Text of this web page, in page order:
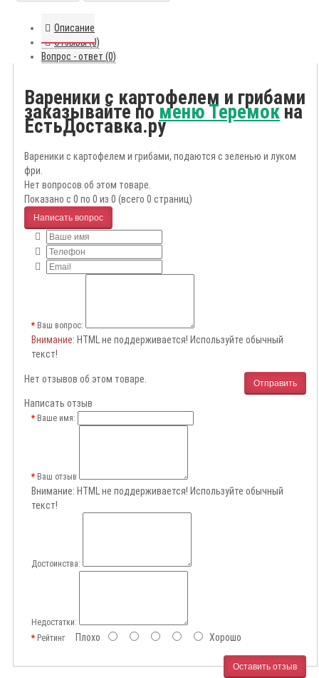
Описание
Отзывы (0)
Вопрос - ответ (0)
Вареники с картофелем и грибами
заказывайте поменю Теремокна
ЕстьДоставка.ру
Вареники с картофелем и грибами, подаются с зеленью и луком
фри.
Нет вопросов об этом товаре.
Показано с 0 по 0 из 0 (всего 0 страниц)
Написать вопрос
Ваш вопрос:
Внимание: HTML не поддерживается! Используйте обычный
текст!
Отправить
Нет отзывов об этом товаре.
Написать отзыв
Ваше имя:
Ваш отзыв
Внимание: HTML не поддерживается! Используйте обычный
текст!
Достоинства:
Недостатки:
РейтингПлохо Хорошо
Оставить отзыв